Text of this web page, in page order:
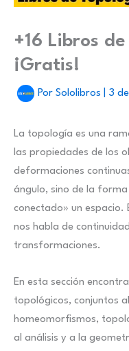
+16 Libros
¡Gratis!
Por Sololibros 3
La topología es una
las propiedades de los
deformaciones
ángulo, sino de la
conectado» un
nos habla de
transformaciones.
En esta sección
topológicos, conjuntos
homeomorfismos,
al análisis y a la